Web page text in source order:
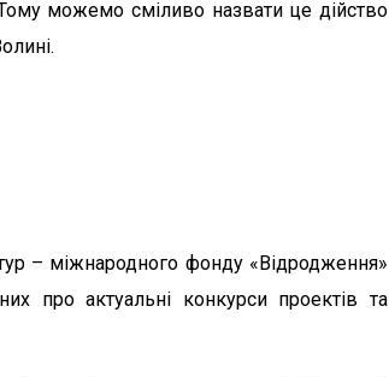
можемо сміливо назвати це дійство
– міжнародного фонду «Відродження»
про актуальні конкурси проектів та